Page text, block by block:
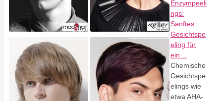
Enzympeeli
ngs:
Sanftes
Gesichtspe
eling für
ein…
Chemische
Gesichtspe
elings wie
etwa AHA-